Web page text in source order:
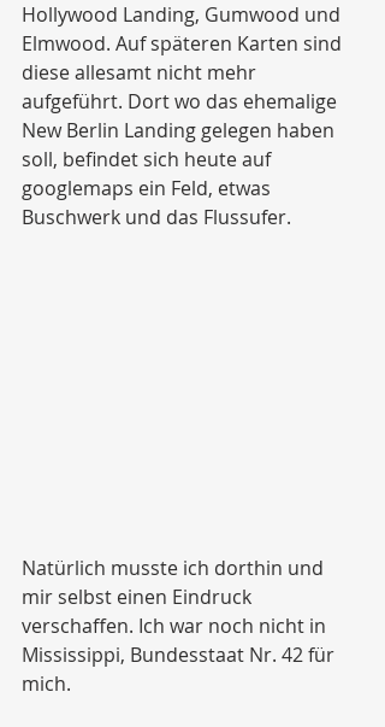
Hollywood Landing, Gumwood und
Elmwood. Auf späteren Karten sind
diese allesamt nicht mehr
aufgeführt. Dort wo das ehemalige
New Berlin Landing gelegen haben
soll, befindet sich heute auf
googlemaps ein Feld, etwas
Buschwerk und das Flussufer.
Natürlich musste ich dorthin und
mir selbst einen Eindruck
verschaffen. Ich war noch nicht in
Mississippi, Bundesstaat Nr. 42 für
mich.